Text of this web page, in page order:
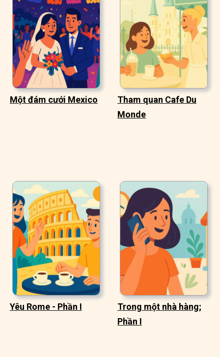
Một đám cưới Mexico
Tham quan Cafe Du
Monde
Yêu Rome - Phần I
Trong một nhà hàng;
Phần I